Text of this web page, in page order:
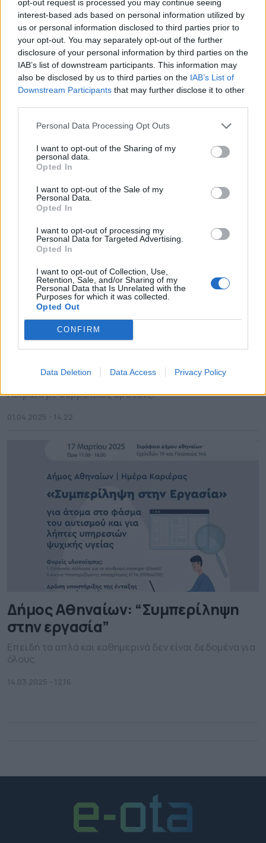
opt-out request is processed you may continue seeing
interest-based ads based on personal information utilized by
us or personal information disclosed to third parties prior to
your opt-out. You may separately opt-out of the further
disclosure of your personal information by third parties on the
IAB’s list of downstream participants. This information may
also be disclosed by us to third parties on the IAB’s List of
Downstream Participants that may further disclose it to other
Personal Data Processing Opt Outs
I want to opt-out of the Sharing of my
personal data.
Opted In
I want to opt-out of the Sale of my
Personal Data.
Opted In
I want to opt-out of processing my
Personal Data for Targeted Advertising.
Opted In
I want to opt-out of Collection, Use,
Retention, Sale, and/or Sharing of my
Personal Data that Is Unrelated with the
Purposes for which it was collected.
Opted Out
CONFIRM
Data Deletion Data Access Privacy Policy
Συμπερίληψη στην εργασία» από
τον Δήμο Αθηναίων
Τη δράση υποστηρίζει το Job Center - Δήμος
Αθηναίων, που παρέχει υπηρεσίες εργασιακής
συμβουλευτικής και διασύνδεσης με την αγορά
εργασίας για άτομα από ευάλωτες κοινωνικές ομάδες.
03.03.2026 - 13.14
Δήμος Πειραιά: Δράσεις
ενημέρωσης και
ευαισθητοποίησης για τον
Αυτισμό
Την Παγκόσμια Ημέρα Ενημέρωσης και
Πειραιά με συμβολικές δράσεις.
01.04.2025 - 14.22
Δήμος Αθηναίων: “Συμπερίληψη
στην εργασία”
14.03.2025 - 12.16